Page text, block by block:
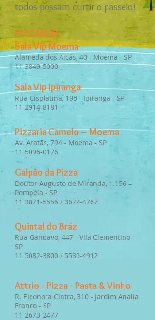
todos possam curtir o passeio!
PIZZARIAS
Sala Vip Moema
Alameda dos Aicás, 40 - Moema - SP
11 3849-5000
Sala Vip Ipiranga
Rua Cisplatina, 195 - Ipiranga - SP
11 2914-8181
Pizzaria Camelo – Moema
Av. Aratãs, 794 - Moema - SP
11 5096-0176
Galpão da Pizza
Doutor Augusto de Miranda, 1.156 –
Pompéia - SP
11 3871-5556 / 3672-4767
Quintal do Bráz
Rua Gandavo, 447 - Vila Clementino -
SP
11 5082-3800 / 5539-4912
Attrio - Pizza - Pasta & Vinho
R. Eleonora Cintra, 310 - Jardim Analia
Franco - SP
11 2673-2477